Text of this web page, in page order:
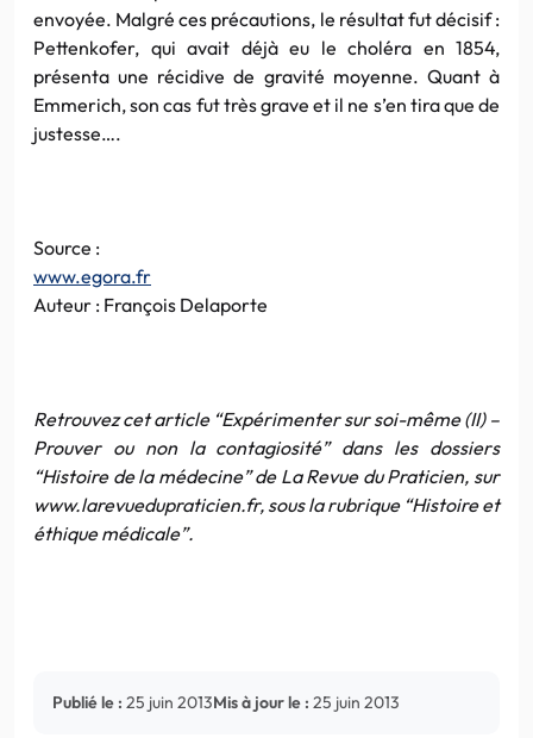
envoyée. Malgré ces précautions, le résultat fut décisif :
Pettenkofer, qui avait déjà eu le choléra en 1854,
présenta une récidive de gravité moyenne. Quantà
Emmerich, son cas fut très grave et il ne s’en tira que de
justesse….
Source :
www.egora.fr
Auteur : François Delaporte
Retrouvez cet article “Expérimenter sur soi-même (II) –
Prouver ou non la contagiosité” dans les dossiers
“Histoire de la médecine” de La Revue du Praticien, sur
www.larevuedupraticien.fr, sous la rubrique “Histoire et
éthique médicale”.
Publié le : 25 juin 2013Mis à jour le : 25 juin 2013